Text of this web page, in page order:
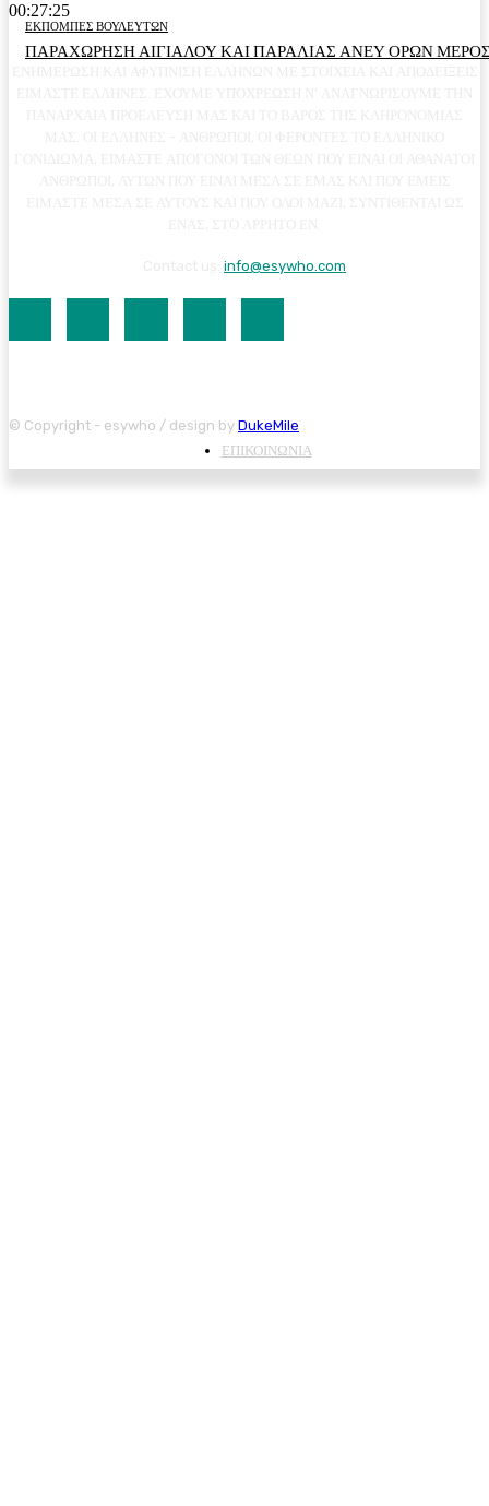
00:27:25
ΕΚΠΟΜΠΕΣ ΒΟΥΛΕΥΤΩΝ
ΠΑΡΑΧΩΡΗΣΗ ΑΙΓΙΑΛΟΥ ΚΑΙ ΠΑΡΑΛΙΑΣ ΑΝΕΥ ΟΡΩΝ ΜΕΡΟΣ
info@esywho.com
© Copyright - esywho / design by DukeMile
ΕΠΙΚΟΙΝΩΝΙΑ